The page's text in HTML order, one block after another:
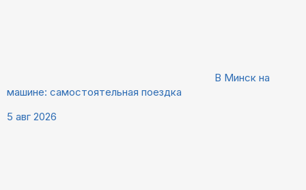
В Минск на
машине: самостоятельная поездка
5 авг 2026